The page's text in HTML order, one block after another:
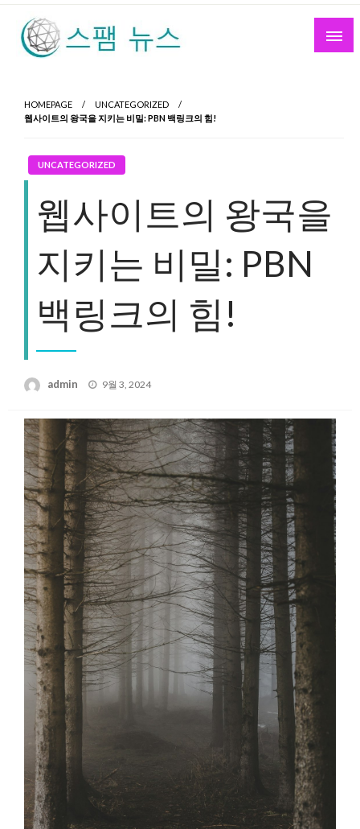
Skip
content
스팸 뉴스
HOMEPAGE
UNCATEGORIZED
웹사이트의 왕국을 지키는 비밀: PBN 백링크의 힘!
UNCATEGORIZED
웹사이트의 왕국을
지키는 비밀: PBN
백링크의 힘!
admin
Posted
9월 3, 2024